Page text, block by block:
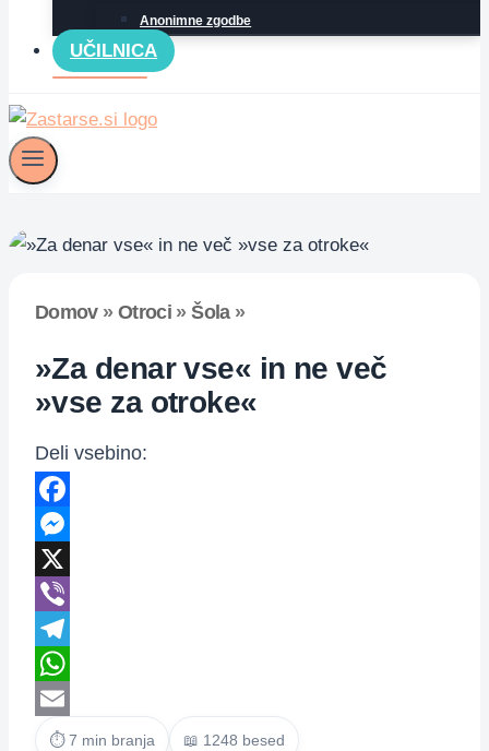
Anonimne zgodbe
UČILNICA
Domov» Otroci »Šola»
»Za denar vse« in ne več
»vse za otroke«
Deli vsebino:
Facebook
Messenger
X
Viber
Telegram
WhatsApp
Email
⏱ 7 min branja 📖 1248 besed